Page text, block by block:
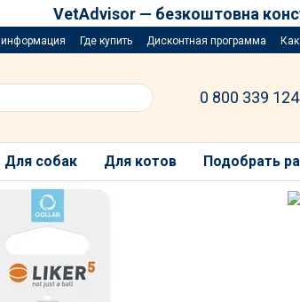
VetAdvisor — безкоштовна
информация Где купить Дисконтная программа
0 800 339 124
Для собак Для котов Подобрать